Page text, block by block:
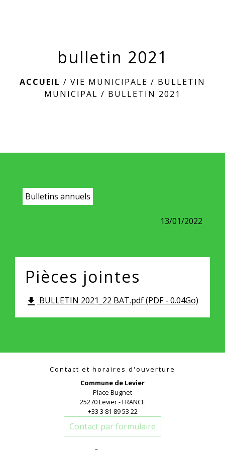
bulletin 2021
ACCUEIL / VIE MUNICIPALE / BULLETIN
MUNICIPAL / BULLETIN 2021
Bulletins annuels
13/01/2022
Pièces jointes
file_download BULLETIN 2021_22 BAT.pdf (PDF - 0.04Go)
Contact et horaires d'ouverture
Commune de Levier
Place Bugnet
25270 Levier - FRANCE
+33 3 81 89 53 22
Contact par formulaire